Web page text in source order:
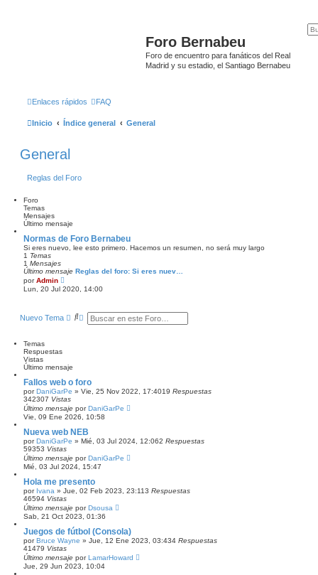
Foro Bernabeu
Foro de encuentro para fanáticos del Real
Madrid y su estadio, el Santiago Bernabeu
Enlaces rápidos FAQ
Inicio Índice general General
General
Reglas del Foro
Foro
Temas
Mensajes
Último mensaje
Normas de Foro Bernabeu
Si eres nuevo, lee esto primero. Hacemos un resumen, no será muy largo
1 Temas
1 Mensajes
Último mensaje Reglas del foro: Si eres nuev…
porAdmin
e
r
n
s
a
j
e
Lun, 20 Jul 2020, 14:00
Nuevo Tema
B B
a
v
n
z
d
a
Temas
Respuestas
Vistas
Último mensaje
Fallos web o foro
porDaniGarPe » Vie, 25 Nov 2022, 17:4019 Respuestas
342307 Vistas
Último mensaje porDaniGarPe
Vie, 09 Ene 2026, 10:58
Nueva web NEB
porDaniGarPe » Mié, 03 Jul 2024, 12:062 Respuestas
59353 Vistas
Último mensaje porDaniGarPe
Mié, 03 Jul 2024, 15:47
Hola me presento
por Ivana » Jue, 02 Feb 2023, 23:113 Respuestas
46594 Vistas
Último mensaje porDsousa
Sab, 21 Oct 2023, 01:36
Juegos de fútbol (Consola)
porBruce Wayne » Jue, 12 Ene 2023, 03:434 Respuestas
41479 Vistas
Último mensaje porLamarHoward
Jue, 29 Jun 2023, 10:04